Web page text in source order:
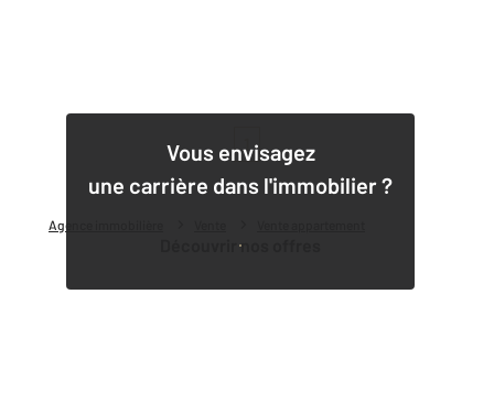
Agence immobilière
Vous envisagez
une carrière dans l'immobilier ?
Découvrir nos offres
1